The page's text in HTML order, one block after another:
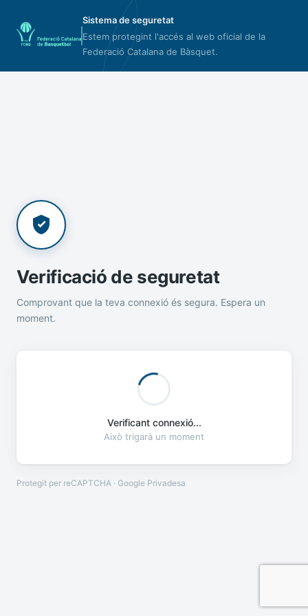
Sistema de seguretat
Estem protegint l'accés al web oficial de la
Federació Catalana de Bàsquet.
Verificació de seguretat
Comprovant que la teva connexió és segura. Espera un
moment.
Verificant connexió...
Això trigarà un moment
Protegit per reCAPTCHA · Google Privadesa